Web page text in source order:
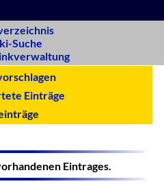
Suche
Einträge
Eintrages.